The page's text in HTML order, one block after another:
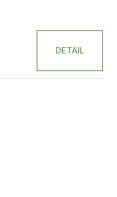
DETAIL